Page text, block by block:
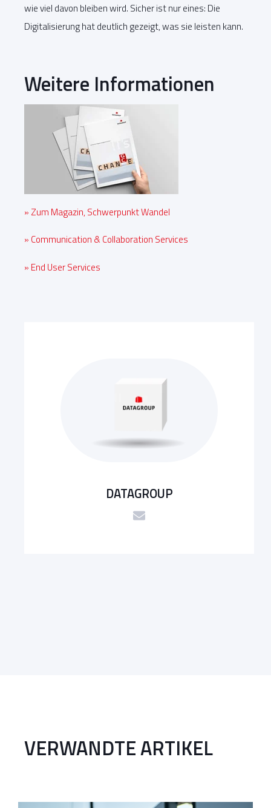
wie viel davon bleiben wird. Sicher ist nur eines: Die
Digitalisierung hat deutlich gezeigt, was sie leisten kann.
Weitere Informationen
» Zum Magazin, Schwerpunkt Wandel
» Communication & Collaboration Services
» End User Services
DATAGROUP
VERWANDTE ARTIKEL